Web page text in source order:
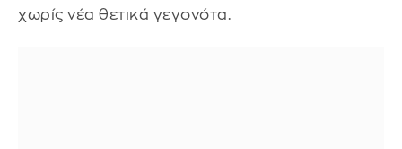
χωρίς νέα θετικά γεγονότα.